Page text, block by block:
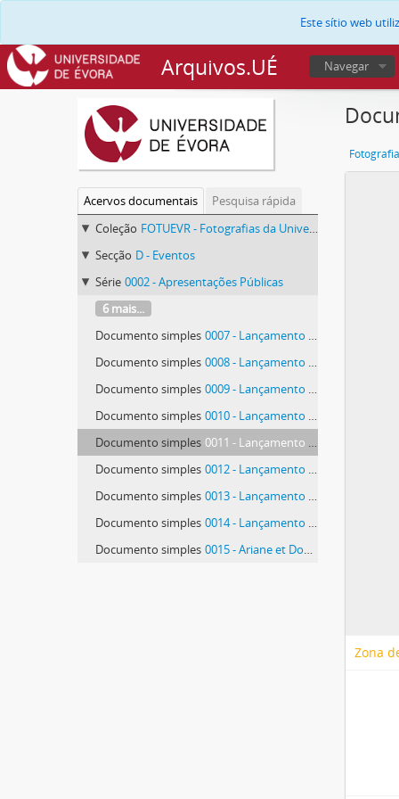
Este sítio web
Arquivos.UÉ Navegar
Acervos documentais
Pesquisa rápida
Coleção FOTUEVR - Fotografias da Universidade de Évora
Secção D - Eventos
Série 0002 - Apresentações Públicas
6 mais...
Documento simples 0007 - Lançamento de livro de Rómulo de Carvalho
Documento simples 0008 - Lançamento de livro de Rómulo de Carvalho
Documento simples 0009 - Lançamento de livro de Rómulo de Carvalho
Documento simples 0010 - Lançamento de livro de Rómulo de Carvalho
Documento simples 0011 - Lançamento de livro de Rómulo de Carvalho
Documento simples 0012 - Lançamento de livro de Rómulo de Carvalho
Documento simples 0013 - Lançamento de livro de Rómulo de Carvalho
Documento simples 0014 - Lançamento de livro de Rómulo de Carvalho
Documento simples 0015 - Ariane et Don Juan
Zona